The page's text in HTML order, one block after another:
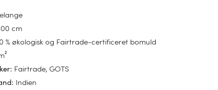
cm
% økologisk og Fairtrade-certificeret bomuld
: Fairtrade, GOTS
: Indien